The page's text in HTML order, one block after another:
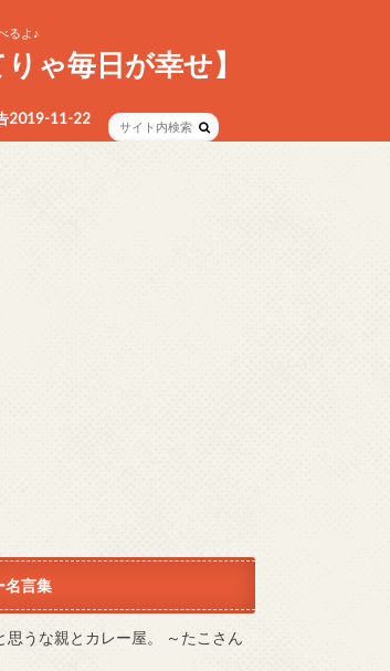
るよ♪
ゃ毎日が幸せ】
2019-11-22
名言集
思うな親とカレー屋。 ～たこさん